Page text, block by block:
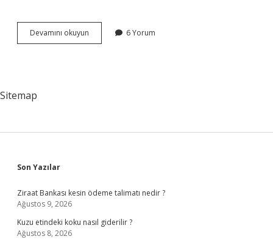
Devamını okuyun
Okuması
6 Yorum
Sitemap
Sidebar
Son Yazılar
Ziraat Bankası kesin ödeme talimatı nedir ?
Ağustos 9, 2026
Kuzu etindeki koku nasıl giderilir ?
Ağustos 8, 2026